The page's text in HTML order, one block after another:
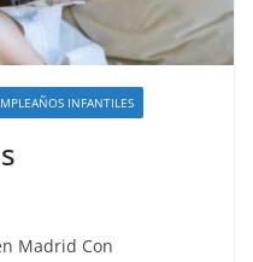
INFANTILES
Madrid Con